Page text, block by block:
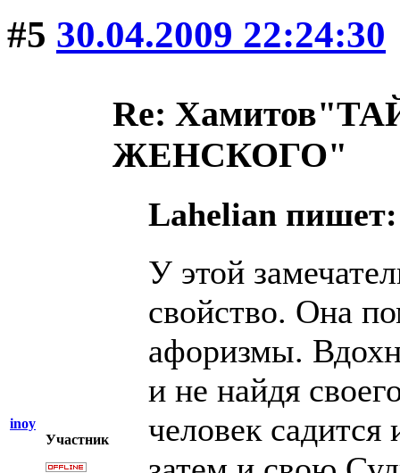
#5 30.04.2009 22:24:30
inoy
Участник
Re:
ЖЕНСКОГО"
Lahelian пишет:
У этой
свойство. Она
афоризмы.
и не найдя
человек